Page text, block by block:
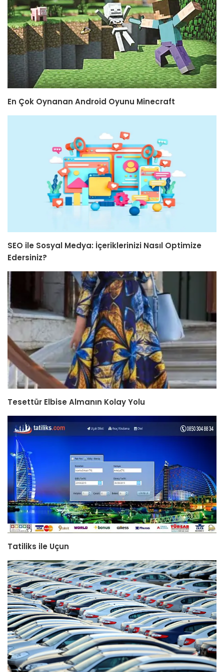
En Çok Oynanan Android Oyunu Minecraft
SEO ile Sosyal Medya: İçeriklerinizi Nasıl Optimize
Edersiniz?
Tesettür Elbise Almanın Kolay Yolu
Tatiliks ile Uçun